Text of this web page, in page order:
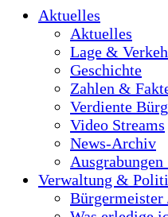
Aktuelles
Aktuelles
Lage &
Geschichte
Zahlen &
Verdiente
Video Streams
News-Archiv
Verwaltung &
Bürgermeister